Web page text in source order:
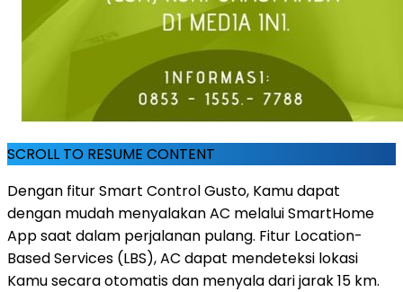
SCROLL TO RESUME CONTENT
Dengan fitur Smart Control Gusto, Kamu dapat
dengan mudah menyalakan AC melalui SmartHome
App saat dalam perjalanan pulang. Fitur Location-
Based Services (LBS), AC dapat mendeteksi lokasi
Kamu secara otomatis dan menyala dari jarak 15 km.